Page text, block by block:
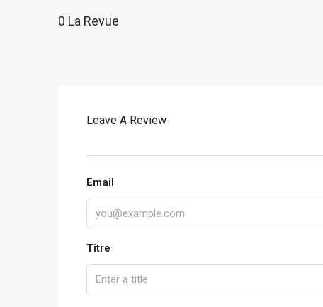
0 La Revue
Leave A Review
Email
Titre